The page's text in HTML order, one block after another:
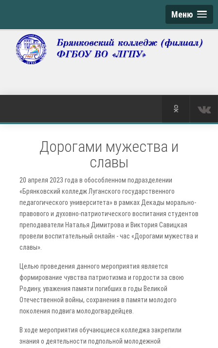
Меню
Дорогами мужества и
славы
20 апреля 2023 года в обособленном подразделении
«Брянковский колледж Луганского государственного
педагогического университета» в рамках Декады морально-
правового и духовно-патриотического воспитания студентов
преподаватели Наталья Димитрова и Виктория Савицкая
провели воспитательный онлайн - час «Дорогами мужества и
славы».
Целью проведения данного мероприятия является
формирование чувства патриотизма и гордости за свою
Родину, уважения памяти погибших в годы Великой
Отечественной войны, сохранения в памяти молодого
поколения подвига молодогвардейцев.
В ходе мероприятия обучающиеся колледжа закрепили
знания о деятельности подпольной молодежной